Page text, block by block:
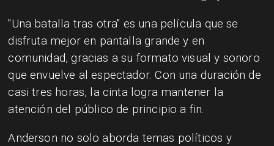
"Una batalla tras otra" es una película que se
disfruta mejor en pantalla grande y en
comunidad, gracias a su formato visual y sonoro
que envuelve al espectador. Con una duración de
casi tres horas, la cinta logra mantener la
atención del público de principio a fin.
Anderson no solo aborda temas políticos y